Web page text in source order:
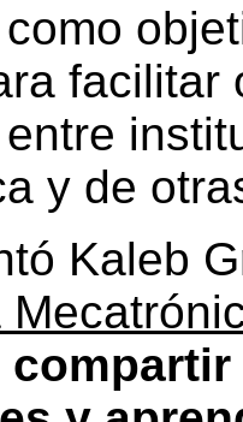
facilitar
y de
Kaleb